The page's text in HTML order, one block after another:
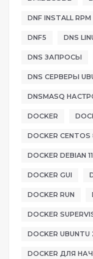
DNF INSTALL RPM
DNF5 DNS
DNS ЗАПРОСЫ
DNS СЕРВЕРЫ
DNSMASQ
DOCKER
DOCKER CENTOS
DOCKER DEBIAN 11
DOCKER GUI
DOCKER RUN
DOCKER
DOCKER
DOCKER ДЛЯ